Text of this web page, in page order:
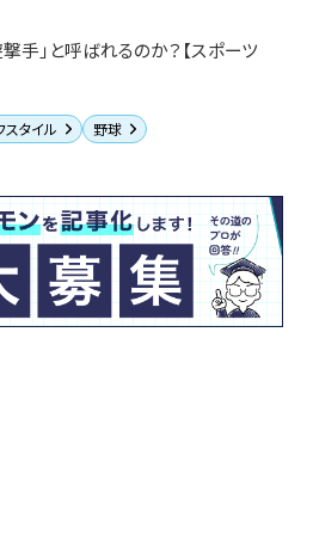
手」と呼ばれるのか？【スポーツ
スタイル
野球